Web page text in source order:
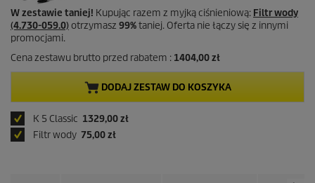
W zestawie taniej! Kupując razem z myjką ciśnieniową: Filtr wody
(4.730-059.0)otrzymasz 99%taniej. Oferta nie łączy się z innymi
promocjami.
Cena zestawu brutto przed rabatem : 1404,00 zł
DODAJ ZESTAW DO KOSZYKA
K 5 Classic 1329,00 zł
Filtr wody 75,00 zł